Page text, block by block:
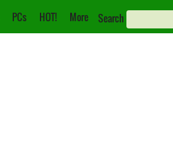
PCs HOT! More Search